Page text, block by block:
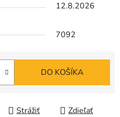
12.8.2026
7092
DO KOŠÍKA
Strážiť Zdieľať